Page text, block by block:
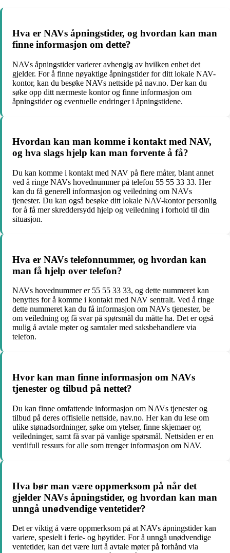
Hva er NAVs åpningstider, og hvordan kan man
finne informasjon om dette?
NAVs åpningstider varierer avhengig av hvilken enhet det
gjelder. For å finne nøyaktige åpningstider for ditt lokale NAV-
kontor, kan du besøke NAVs nettside på nav.no. Der kan du
søke opp ditt nærmeste kontor og finne informasjon om
åpningstider og eventuelle endringer i åpningstidene.
Hvordan kan man komme i kontakt med NAV,
og hva slags hjelp kan man forvente å få?
Du kan komme i kontakt med NAV på flere måter, blant annet
ved å ringe NAVs hovednummer på telefon 55 55 33 33. Her
kan du få generell informasjon og veiledning om NAVs
tjenester. Du kan også besøke ditt lokale NAV-kontor personlig
for å få mer skreddersydd hjelp og veiledning i forhold til din
situasjon.
Hva er NAVs telefonnummer, og hvordan kan
man få hjelp over telefon?
NAVs hovednummer er 55 55 33 33, og dette nummeret kan
benyttes for å komme i kontakt med NAV sentralt. Ved å ringe
dette nummeret kan du få informasjon om NAVs tjenester, be
om veiledning og få svar på spørsmål du måtte ha. Det er også
mulig å avtale møter og samtaler med saksbehandlere via
telefon.
Hvor kan man finne informasjon om NAVs
tjenester og tilbud på nettet?
Du kan finne omfattende informasjon om NAVs tjenester og
tilbud på deres offisielle nettside, nav.no. Her kan du lese om
ulike stønadsordninger, søke om ytelser, finne skjemaer og
veiledninger, samt få svar på vanlige spørsmål. Nettsiden er en
verdifull ressurs for alle som trenger informasjon om NAV.
Hva bør man være oppmerksom på når det
gjelder NAVs åpningstider, og hvordan kan man
unngå unødvendige ventetider?
Det er viktig å være oppmerksom på at NAVs åpningstider kan
variere, spesielt i ferie- og høytider. For å unngå unødvendige
ventetider, kan det være lurt å avtale møter på forhånd via